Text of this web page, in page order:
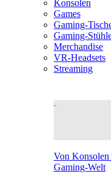
Konsolen
Games
Gaming-
Gaming-
Merchandise
VR-Headsets
Streaming
Von
Gaming-Welt